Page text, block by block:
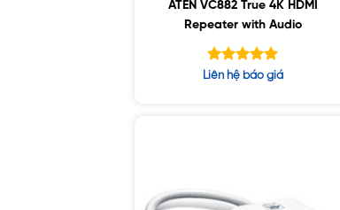
ATEN VC882 True 4K HDMI
Repeater with Audio
Được xếp
Liên hệ báo giá